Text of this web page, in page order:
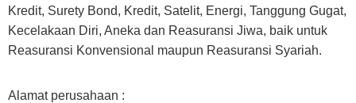
Kredit, Surety Bond, Kredit, Satelit, Energi, Tanggung Gugat,
Kecelakaan Diri, Aneka dan Reasuransi Jiwa, baik untuk
Reasuransi Konvensional maupun Reasuransi Syariah.
Alamat perusahaan :